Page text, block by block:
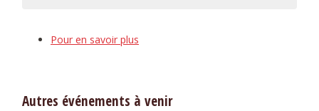
Pour en savoir plus
Autres événements à venir